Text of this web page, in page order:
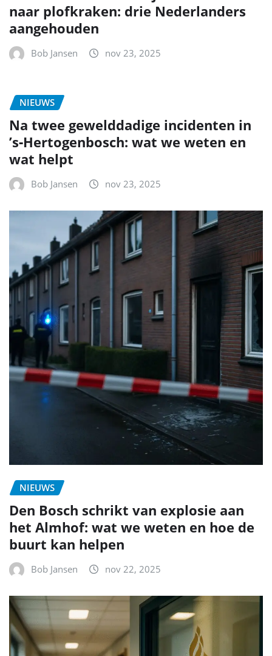
naar plofkraken: drie Nederlanders
aangehouden
Bob Jansen nov 23, 2025
NIEUWS
Na twee gewelddadige incidenten in
’s‑Hertogenbosch: wat we weten en
wat helpt
Bob Jansen nov 23, 2025
NIEUWS
Den Bosch schrikt van explosie aan
het Almhof: wat we weten en hoe de
buurt kan helpen
Bob Jansen nov 22, 2025